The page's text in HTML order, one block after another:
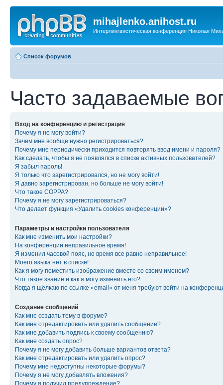
mihajlenko.anihost.ru
Интерлингвистическая конференция Николая
Список форумов
Часто задаваемые
Вход на конференцию и регистрация
Почему я не могу войти?
Зачем мне вообще нужно регистрироваться?
Почему мне периодически приходится повторять ввод имени и пароля?
Как сделать, чтобы я не появлялся в списке активных пользователей?
Я забыл пароль!
Я только что зарегистрировался, но не могу войти!
Я давно зарегистрирован, но больше не могу войти!
Что такое COPPA?
Почему я не могу зарегистрироваться?
Что делает функция «Удалить cookies конференции»?
Параметры и настройки пользователя
Как мне изменить мои настройки?
На конференции неправильное время!
Я изменил часовой пояс, но время все равно неправильное!
Моего языка нет в списке!
Как я могу поместить изображение вместе со своим именем?
Что такое звание и как я могу изменить его?
Когда я щёлкаю по ссылке «email» от меня требуют войти на
Создание сообщений
Как мне создать тему в форуме?
Как мне отредактировать или удалить сообщение?
Как мне добавить подпись к своему сообщению?
Как мне создать опрос?
Почему я не могу добавить больше вариантов ответа?
Как мне отредактировать или удалить опрос?
Почему мне недоступны некоторые форумы?
Почему я не могу добавлять вложения?
Почему я получил предупреждение?